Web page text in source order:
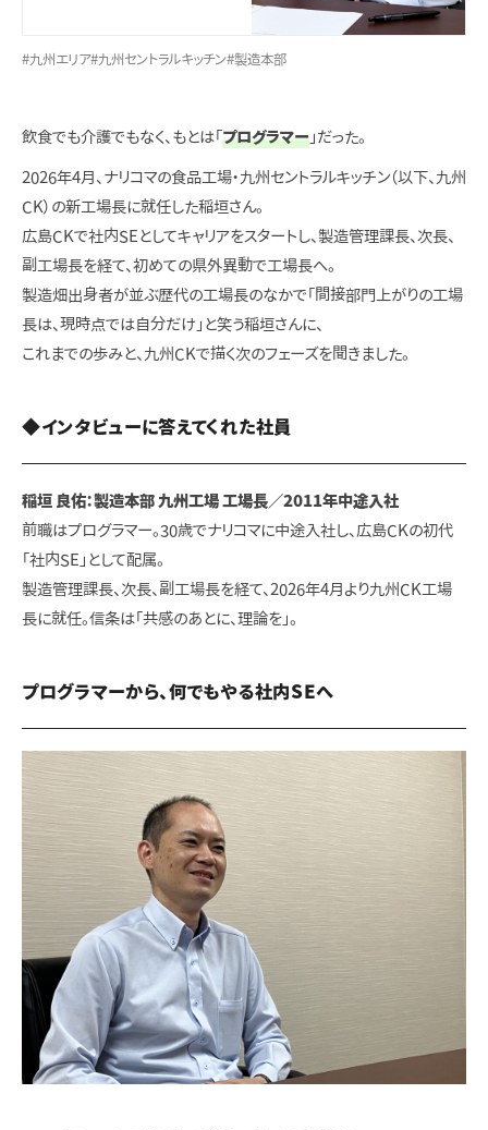
#九州エリア#九州セントラルキッチン#製造本部
飲食でも介護でもなく、もとは「プログラマー 」だった。
2026年4月、ナリコマの食品工場・九州セントラルキッチン（以下、九州
CK）の新工場長に就任した稲垣さん。
広島CKで社内SEとしてキャリアをスタートし、製造管理課長、次長、
副工場長を経て、初めての県外異動で工場長へ。
製造畑出身者が並ぶ歴代の工場長のなかで「間接部門上がりの工場
長は、現時点では自分だけ」と笑う稲垣さんに、
これまでの歩みと、九州CKで描く次のフェーズを聞きました。
◆インタビューに答えてくれた社員
稲垣 良佑：製造本部 九州工場 工場長／2011年中途入社
前職はプログラマー。30歳でナリコマに中途入社し、広島CKの初代
「社内SE」として配属。
製造管理課長、次長、副工場長を経て、2026年4月より九州CK工場
長に就任。信条は「共感のあとに、理論を」。
プログラマーから、何でもやる社内SEへ